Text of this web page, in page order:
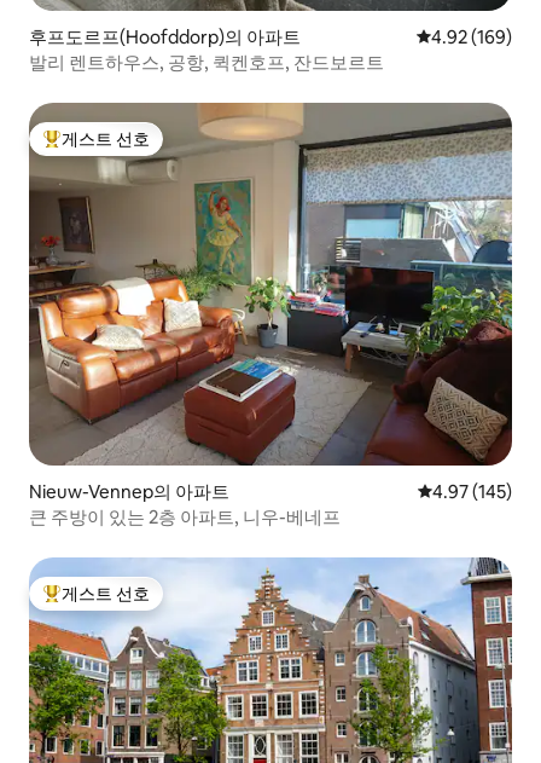
후프도르프(Hoofddorp)의 아파트 평점 4.92점(5
4.92 (169)
발리 렌트하우스, 공항, 퀵켄호프, 잔드보르트
상위 게스트 선호
게스트 선호
Nieuw-Vennep의 아파트 평점 4.97점(5
4.97 (145)
큰 주방이 있는 2층 아파트, 니우-베네프
상위 게스트 선호
게스트 선호